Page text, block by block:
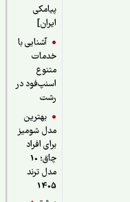
پیامکی
آشنایی با
خدمات
اسنپ‌فود در
بهترین
مدل شومیز
برای افراد
چاق؛ 10
مدل ترند